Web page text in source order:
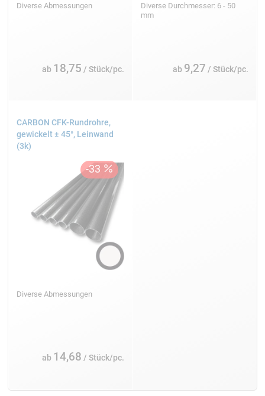
Diverse Abmessungen
ab 18,75 / Stück/pc.
Diverse Durchmesser: 6 - 50
mm
ab 9,27 / Stück/pc.
CARBON CFK-Rundrohre,
gewickelt ± 45°, Leinwand
(3k)
Diverse Abmessungen
ab 14,68 / Stück/pc.